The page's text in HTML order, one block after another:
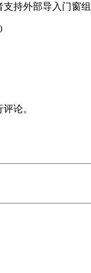
持外部导入门窗
论。